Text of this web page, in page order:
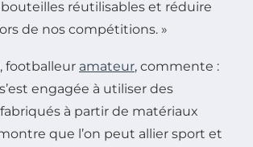
réutilisables et réduire
de nos compétitions. »
, footballeur amateur, commente :
engagée à utiliser des
à partir de matériaux
que l’on peut allier sport et